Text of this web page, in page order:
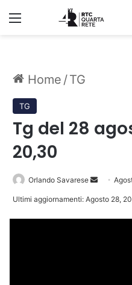
Menu
Home /TG
TG
Tg del 28
20,30
Orlando Savarese
Invia
Ultimi aggiornamenti: Agosto 28,